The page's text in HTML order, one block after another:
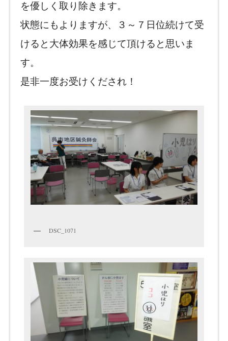
を優しく取り除きます。
状態にもよりますが、３～７日位続けて受
けると大体効果を感じて頂けると思いま
す。
是非一度お受けくだされ！
DSC_1071